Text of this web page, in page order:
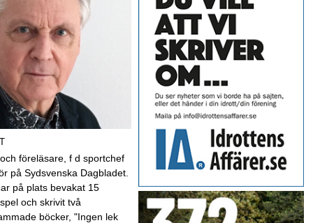
föreläsare, f d sportchef
på Sydsvenska Dagbladet.
på plats bevakat 15
och skrivit två
böcker, "Ingen lek